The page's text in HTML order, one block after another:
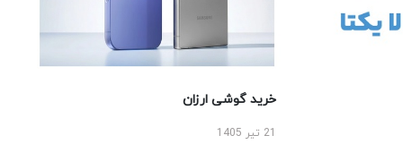
خرید گوشی ارزان